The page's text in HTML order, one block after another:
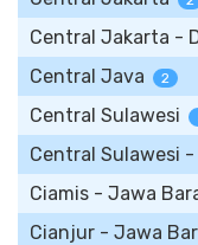
Central Jakarta -
Central Java 2
Central Sulawesi
Central Sulawesi
Ciamis - Jawa
Cianjur - Jawa